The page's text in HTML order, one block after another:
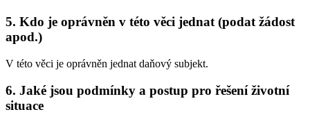
5. Kdo je oprávněn v této věci jednat (podat žádost
apod.)
V této věci je oprávněn jednat daňový subjekt.
6. Jaké jsou podmínky a postup pro řešení životní
situace